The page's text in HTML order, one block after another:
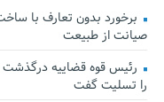
برخورد بدون تعارف با
صیانت از طبیعت
رئیس قوه قضاییه درگذشت
را تسلیت گفت